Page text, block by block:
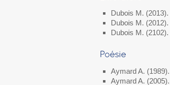
Dubois M. (2013).
Dubois M. (2012).
Dubois M. (2102).
Aymard A. (1989).
Aymard A. (2005).